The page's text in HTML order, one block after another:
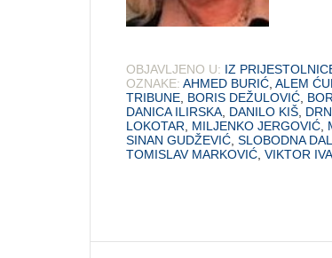
OBJAVLJENO U: IZ
OZNAKE: AHMED BURIĆ ALEM
TRIBUNE BORIS DEŽULOVIĆ
DANICA ILIRSKA DANILO KIŠ
LOKOTAR
MILJENKO JERGOVIĆ
SINAN GUDŽEVIĆ SLOBODNA
TOMISLAV MARKOVIĆ VIKTOR